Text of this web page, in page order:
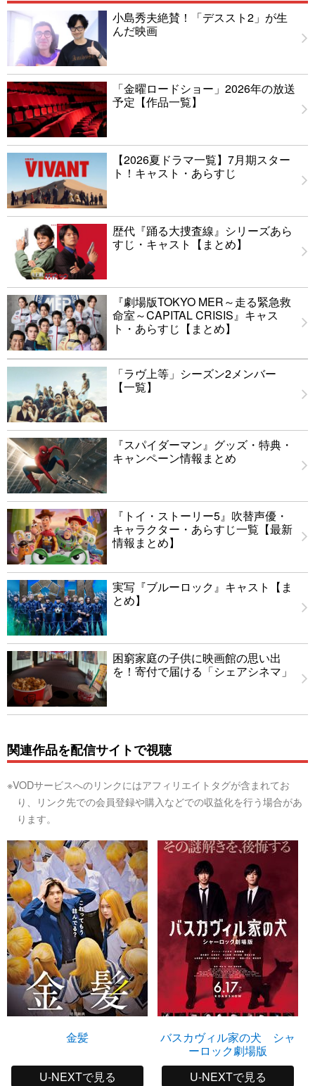
小島秀夫絶賛！「デススト2」が生
んだ映画
「金曜ロードショー」2026年の放送
予定【作品一覧】
【2026夏ドラマ一覧】7月期スター
ト！キャスト・あらすじ
歴代『踊る大捜査線』シリーズあら
すじ・キャスト【まとめ】
『劇場版TOKYO MER～走る緊急救
命室～CAPITAL CRISIS』キャス
ト・あらすじ【まとめ】
「ラヴ上等」シーズン2メンバー
【一覧】
『スパイダーマン』グッズ・特典・
キャンペーン情報まとめ
『トイ・ストーリー5』吹替声優・
キャラクター・あらすじ一覧【最新
情報まとめ】
実写『ブルーロック』キャスト【ま
とめ】
困窮家庭の子供に映画館の思い出
を！寄付で届ける「シェアシネマ」
関連作品を配信サイトで視聴
※VODサービスへのリンクにはアフィリエイトタグが含まれてお
り、リンク先での会員登録や購入などでの収益化を行う場合があ
ります。
金髪
U-NEXTで見る
バスカヴィル家の犬 シャ
ーロック劇場版
U-NEXTで見る